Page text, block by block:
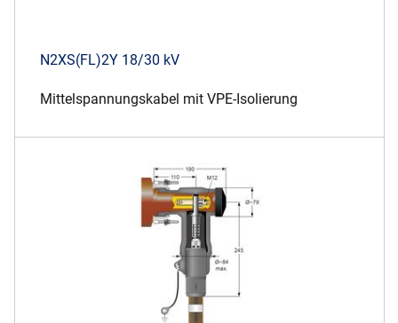
N2XS(FL)2Y 18/30 kV
Mittelspannungskabel mit VPE-Isolierung